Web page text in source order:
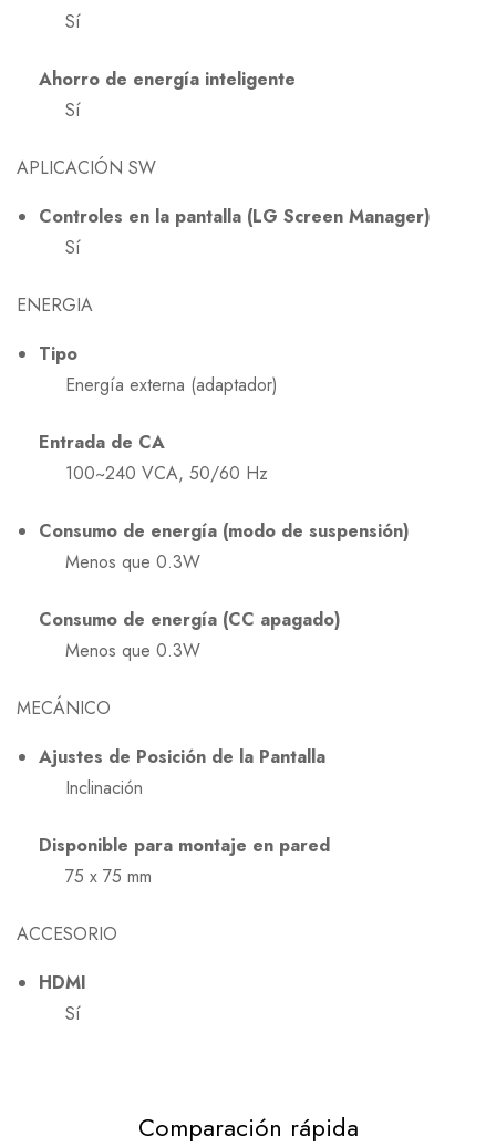
Sí
Ahorro de energía inteligente
Sí
APLICACIÓN SW
Controles en la pantalla (LG Screen Manager)
Sí
ENERGIA
Tipo
Energía externa (adaptador)
Entrada de CA
100~240 VCA, 50/60 Hz
Consumo de energía (modo de suspensión)
Menos que 0.3W
Consumo de energía (CC apagado)
Menos que 0.3W
MECÁNICO
Ajustes de Posición de la Pantalla
Inclinación
Disponible para montaje en pared
75 x 75 mm
ACCESORIO
HDMI
Sí
Comparación rápida